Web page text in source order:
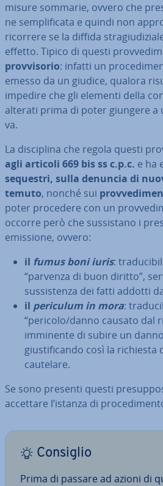
misure sommarie, ovvero che
ne sem­pli­fi­ca­ta e quindi non
ricorrere se la diffida
effetto. Tipico di questi
prov­vi­so­rio: infatti un
emesso da un giudice, qualora
impedire che gli elementi della
alterati prima di poter giungere
va.
La di­sci­pli­na che regola questi
agli articoli 669 bis ss c.p.c. e ha
sequestri, sulla denuncia di
temuto, nonché sui
poter procedere con un
occorre però che sus­si­sta­no i
emissione, ovvero:
il fumus boni iuris:
“parvenza di buon diritto”,
sus­si­sten­za dei fatti addotti
il periculum in mora:
“pericolo/danno causato dal
imminente di subire un
giu­sti­fi­can­do così la richiesta
cautelare.
Se sono presenti questi
accettare l’istanza di
Consiglio
Prima di passare ad azioni di